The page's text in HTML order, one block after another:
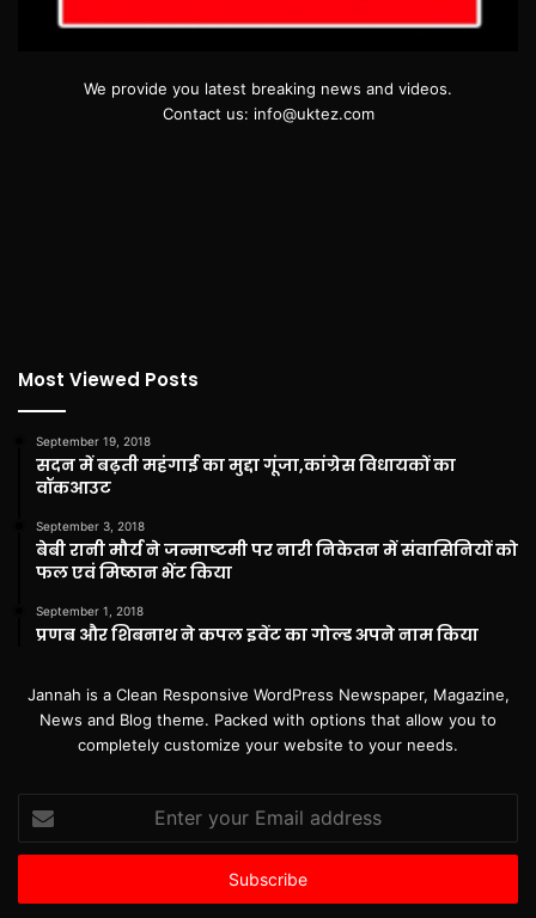
We provide you latest breaking news and videos.
Contact us: info@uktez.com
Most Viewed Posts
September 19, 2018
सदन में बढ़ती महंगाई का मुद्दा गूंजा,कांग्रेस विधायकों का
वॉकआउट
September 3, 2018
बेबी रानी मौर्य ने जन्माष्टमी पर नारी निकेतन में संवासिनियों को
फल एवं मिष्ठान भेंट किया
September 1, 2018
प्रणब और शिबनाथ ने कपल इवेंट का गोल्ड अपने नाम किया
Jannah is a Clean Responsive WordPress Newspaper, Magazine,
News and Blog theme. Packed with options that allow you to
completely customize your website to your needs.
Enter
your
Email